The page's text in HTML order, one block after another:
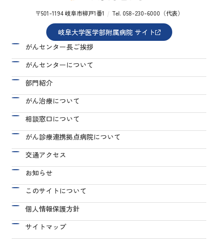
〒501-1194 岐阜市柳戸1番1 Tel. 058-230-6000（代表）
岐阜大学医学部附属病院 サイト
がんセンター長ご挨拶
がんセンターについて
部門紹介
がん治療について
相談窓口について
がん診療連携拠点病院について
交通アクセス
お知らせ
このサイトについて
個人情報保護方針
サイトマップ